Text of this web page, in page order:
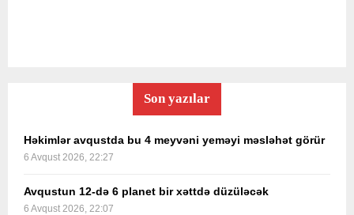
Son yazılar
Həkimlər avqustda bu 4 meyvəni yeməyi məsləhət görür
6 Avqust 2026, 22:27
Avqustun 12-də 6 planet bir xəttdə düzüləcək
6 Avqust 2026, 22:07